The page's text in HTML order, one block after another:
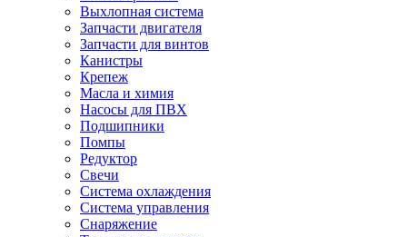
Выхлопная система
Запчасти двигателя
Запчасти для винтов
Канистры
Крепеж
Масла и химия
Насосы для ПВХ
Подшипники
Помпы
Редуктор
Свечи
Система охлаждения
Система управления
Снаряжение